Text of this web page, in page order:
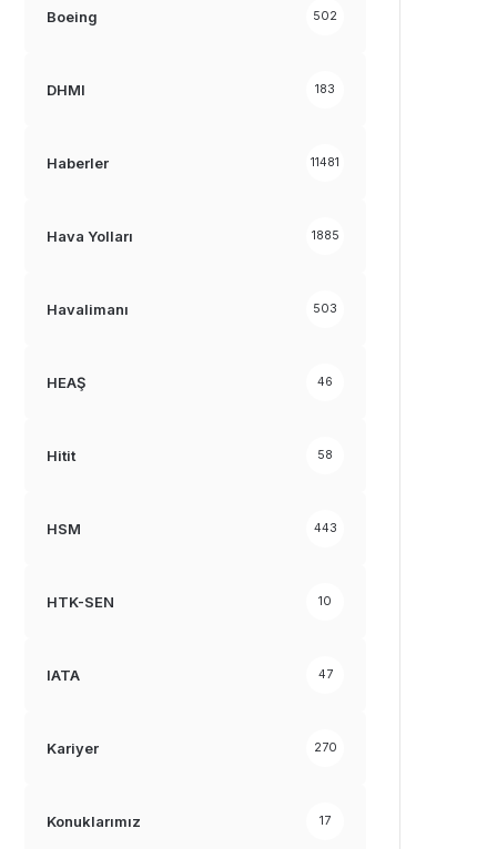
Boeing 502
DHMI 183
Haberler 11481
Hava Yolları 1885
Havalimanı 503
HEAŞ 46
Hitit 58
HSM 443
HTK-SEN 10
IATA 47
Kariyer 270
Konuklarımız 17